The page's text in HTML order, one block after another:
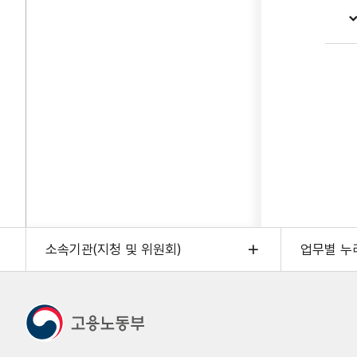
소속기관(지청 및 위원회) 업무별 누